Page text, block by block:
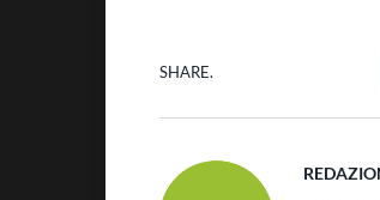
SHARE.